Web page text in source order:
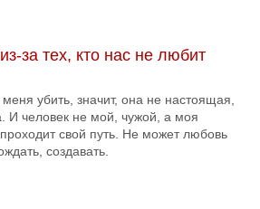
за тех, кто нас не любит
убить, значит, она не настоящая,
И человек не мой, чужой, а моя
свой путь. Не может любовь
создавать.